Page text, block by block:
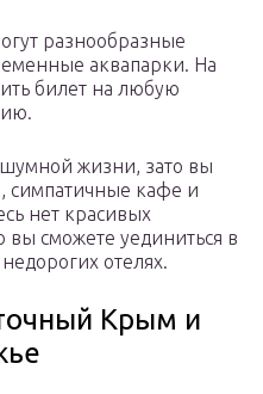
разнообразные
аквапарки. На
билет на любую
жизни, зато вы
симпатичные кафе и
нет красивых
сможете уединиться в
отелях.
Крым и